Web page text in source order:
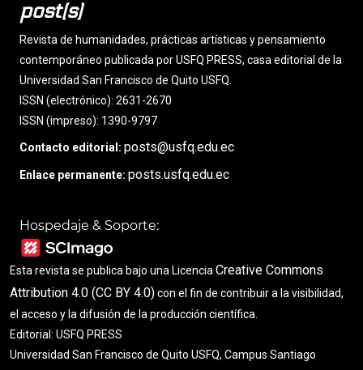
post(s)
Revista de humanidades, prácticas artísticas y pensamiento
contemporáneo publicada por USFQ PRESS, casa editorial de la
Universidad San Francisco de Quito USFQ.
ISSN (electrónico): 2631-2670
ISSN (impreso): 1390-9797
Contacto editorial: posts@usfq.edu.ec
Enlace permanente: posts.usfq.edu.ec
Hospedaje & Soporte:
Esta revista se publica bajo una LicenciaCreative Commons
Attribution 4.0 (CC BY 4.0)con el fin de contribuir a la visibilidad,
el acceso y la difusión de la producción científica.
Editorial: USFQ PRESS
Universidad San Francisco de Quito USFQ, Campus Santiago